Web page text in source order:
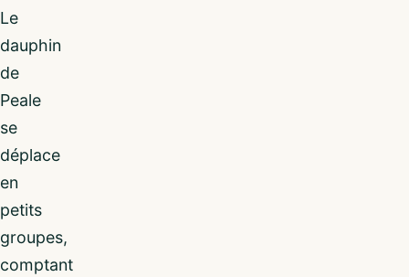
Le
dauphin
de
Peale
se
déplace
en
petits
groupes,
comptant